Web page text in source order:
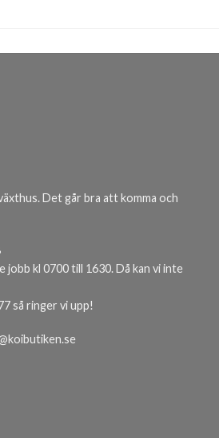
Det går bra att komma och
jobb kl 0700 till 1630. Då kan vi inte
så ringer vi upp!